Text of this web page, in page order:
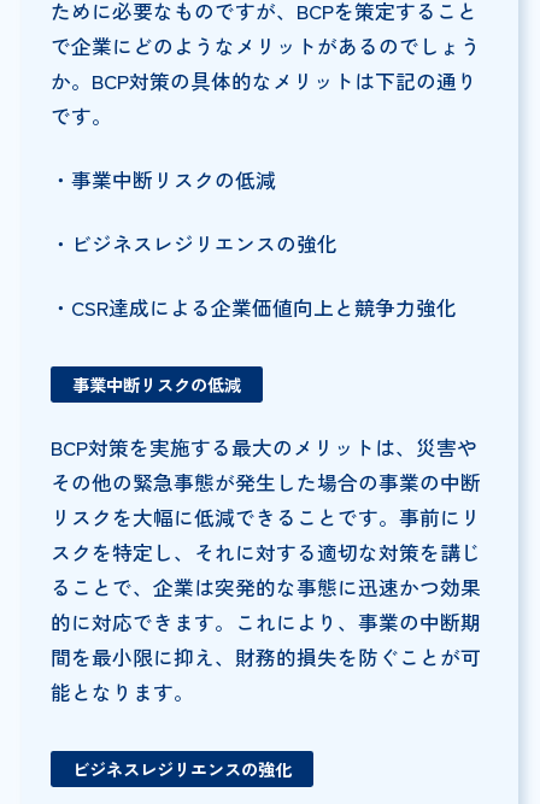
ために必要なものですが、BCPを策定すること
で企業にどのようなメリットがあるのでしょう
か。BCP対策の具体的なメリットは下記の通り
です。
・事業中断リスクの低減
・ビジネスレジリエンスの強化
・CSR達成による企業価値向上と競争力強化
事業中断リスクの低減
BCP対策を実施する最大のメリットは、災害や
その他の緊急事態が発生した場合の事業の中断
リスクを大幅に低減できることです。事前にリ
スクを特定し、それに対する適切な対策を講じ
ることで、企業は突発的な事態に迅速かつ効果
的に対応できます。これにより、事業の中断期
間を最小限に抑え、財務的損失を防ぐことが可
能となります。
ビジネスレジリエンスの強化